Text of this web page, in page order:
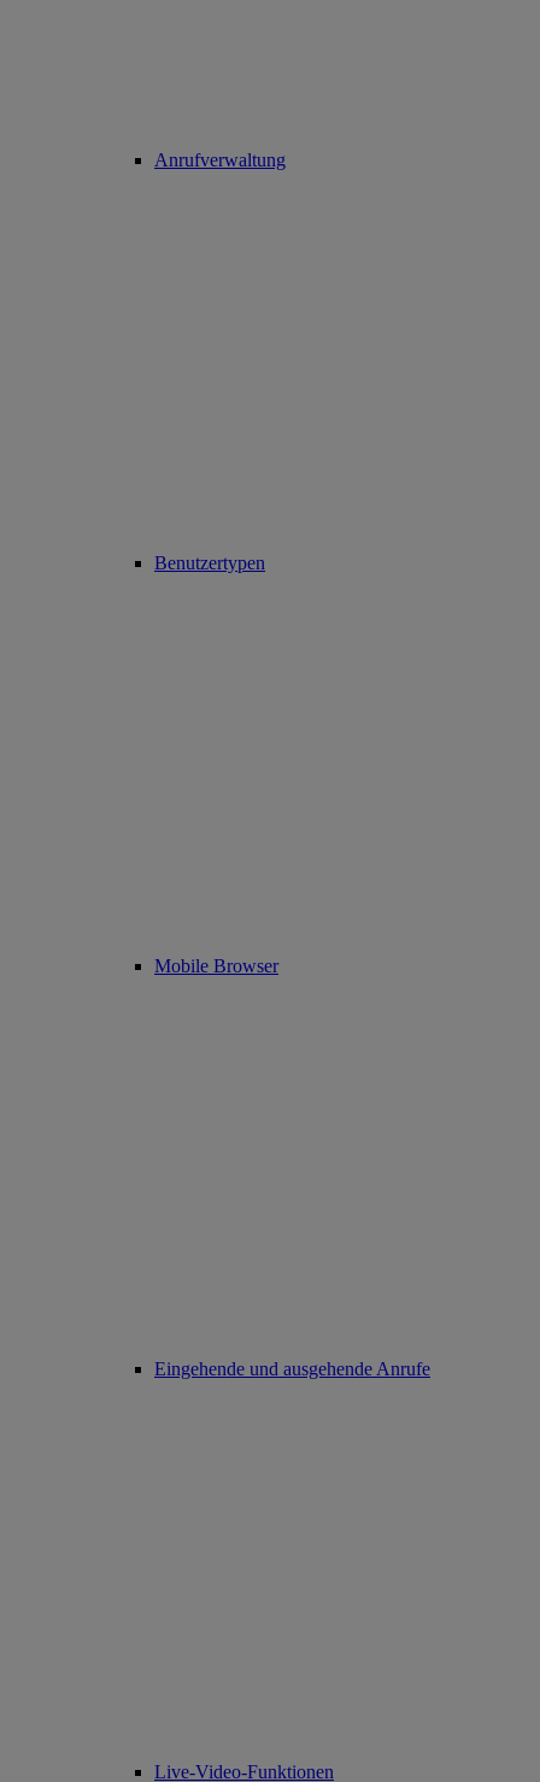
Anrufverwaltung
Benutzertypen
Mobile Browser
Eingehende und ausgehende Anrufe
Live-Video-Funktionen